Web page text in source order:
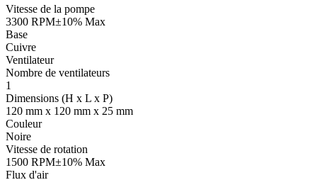
Vitesse de la pompe
3300 RPM±10% Max
Base
Cuivre
Ventilateur
Nombre de ventilateurs
1
Dimensions (H x L x P)
120 mm x 120 mm x 25 mm
Couleur
Noire
Vitesse de rotation
1500 RPM±10% Max
Flux d'air